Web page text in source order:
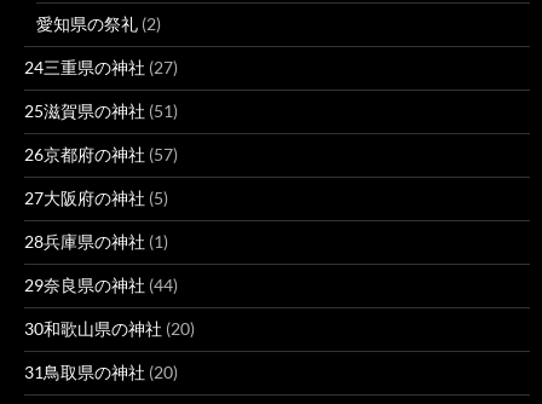
愛知県の祭礼 (2)
24三重県の神社 (27)
25滋賀県の神社 (51)
26京都府の神社 (57)
27大阪府の神社 (5)
28兵庫県の神社 (1)
29奈良県の神社 (44)
30和歌山県の神社 (20)
31鳥取県の神社 (20)